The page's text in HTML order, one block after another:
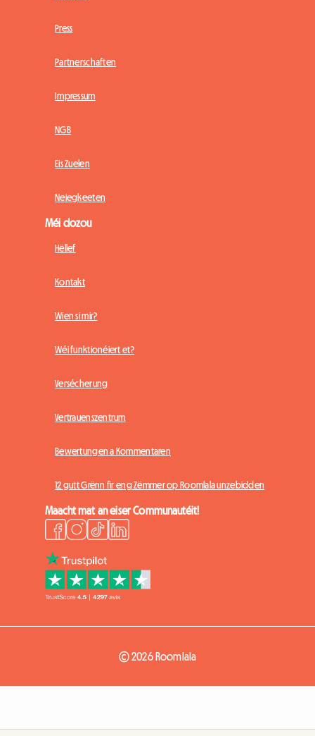
Press
Partnerschaften
Impressum
NGB
Eis Zuelen
Neiegkeeten
Méi dozou
Hëllef
Kontakt
Wien si mir?
Wéi funktionéiert et?
Versécherung
Vertrauenszentrum
Bewertungen a Kommentaren
12 gutt Grënn fir eng Zëmmer op Roomlala unzebidden
Maacht mat an eiser Communautéit!
© 2026 Roomlala